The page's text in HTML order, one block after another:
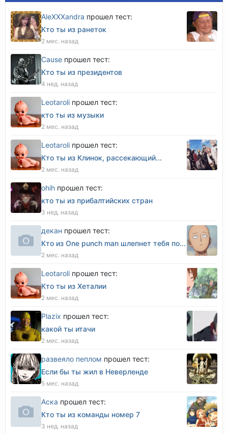
AleXXXandra прошел тест:
Кто ты из ранеток
2 мес. назад
Cause прошел тест:
Кто ты из президентов
4 нед. назад
Leotaroli прошел тест:
кто ты из музыки
2 мес. назад
Leotaroli прошел тест:
Кто ты из Клинок, рассекающий...
2 мес. назад
оhih прошел тест:
кто ты из прибалтийских стран
3 нед. назад
декан прошел тест:
Кто из One punch man шлепнет тебя по...
2 мес. назад
Leotaroli прошел тест:
Кто ты из Хеталии
2 мес. назад
Plazix прошел тест:
какой ты итачи
2 мес. назад
развеяло пеплом прошел тест:
Если бы ты жил в Неверленде
5 мес. назад
Аска прошел тест:
Кто ты из команды номер 7
3 нед. назад